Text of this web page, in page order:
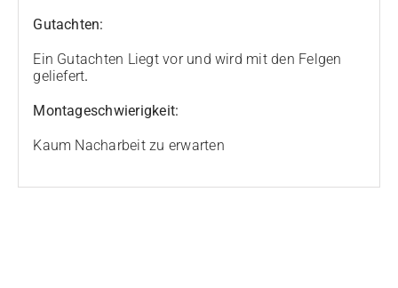
Gutachten:
Ein Gutachten Liegt vor und wird mit den Felgen
geliefert.
Montageschwierigkeit:
Kaum Nacharbeit zu erwarten